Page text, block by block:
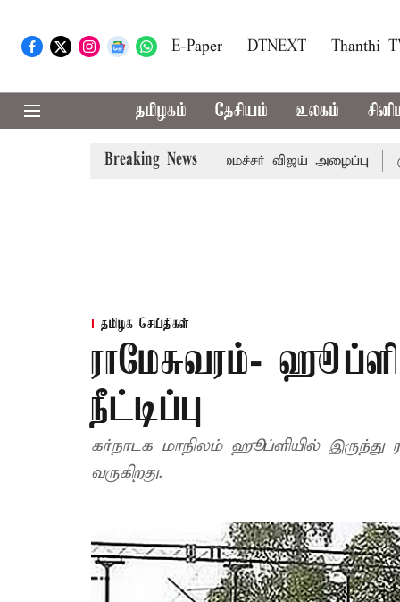
E-Paper DTNEXT Thanthi
தமிழகம் தேசியம் உலகம்
Breaking News
கூட்டத்துக்கு முதல்-அமைச்சர் விஜய் அழைப்பு முன்னாள்
தமிழக செய்திகள்
ராமேசுவரம்-
நீட்டிப்பு
கர்நாடக மாநிலம் ஹூப்ளியில் இருந்து
வருகிறது.